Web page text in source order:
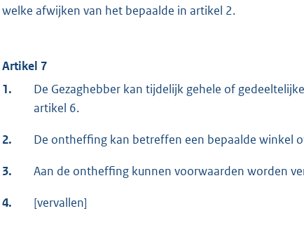
welke afwijken van het bepaalde in artikel 2.
Artikel 7
1.
De Gezaghebber kan tijdelijk gehele of
artikel 6.
2. De ontheffing kan betreffen een bepaalde winkel
3. Aan de ontheffing kunnen voorwaarden worden
4. [vervallen]